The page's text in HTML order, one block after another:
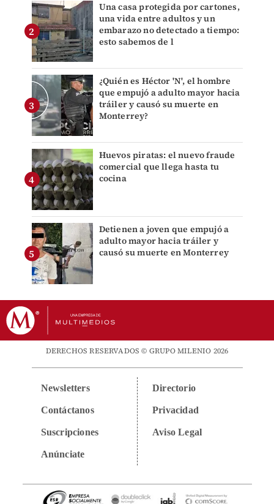
Una casa protegida por cartones,
una vida entre adultos y un
embarazo no detectado a tiempo:
esto sabemos de l
¿Quién es Héctor 'N', el hombre
que empujó a adulto mayor hacia
tráiler y causó su muerte en
Monterrey?
Huevos piratas: el nuevo fraude
comercial que llega hasta tu
cocina
Detienen a joven que empujó a
adulto mayor hacia tráiler y
causó su muerte en Monterrey
DERECHOS RESERVADOS © GRUPO MILENIO 2026
Newsletters
Contáctanos
Suscripciones
Anúnciate
Directorio
Privacidad
Aviso Legal